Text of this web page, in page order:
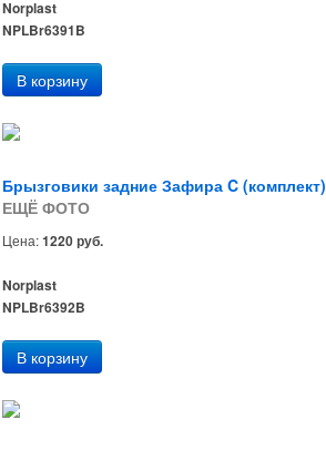
Norplast
NPLBr6391B
Брызговики задние Зафира C (комплект)
ЕЩЁ ФОТО
Цена:1220 руб.
Norplast
NPLBr6392B